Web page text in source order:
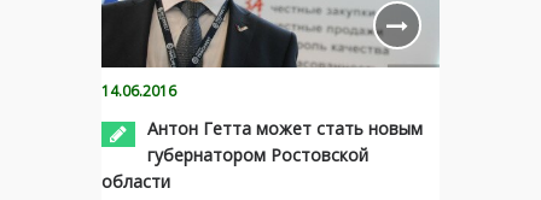
14.06.2016
Антон Гетта может стать новым
губернатором Ростовской
области